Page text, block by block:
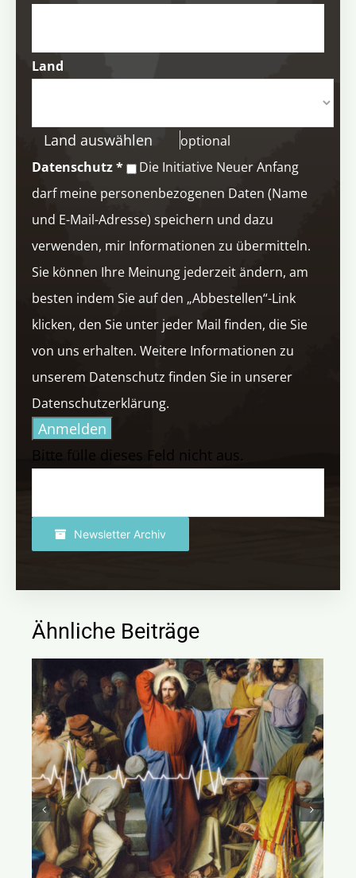
Land
Land auswählen
optional
Datenschutz*
Die Initiative Neuer Anfang
darf meine personenbezogenen Daten (Name
und E-Mail-Adresse) speichern und dazu
verwenden, mir Informationen zu übermitteln.
Sie können Ihre Meinung jederzeit ändern, am
besten indem Sie auf den „Abbestellen“-Link
klicken, den Sie unter jeder Mail finden, die Sie
von uns erhalten. Weitere Informationen zu
unserem Datenschutz finden Sie in unserer
Datenschutzerklärung.
Anmelden
Bitte fülle dieses Feld nicht aus.
Newsletter Archiv
Ähnliche Beiträge